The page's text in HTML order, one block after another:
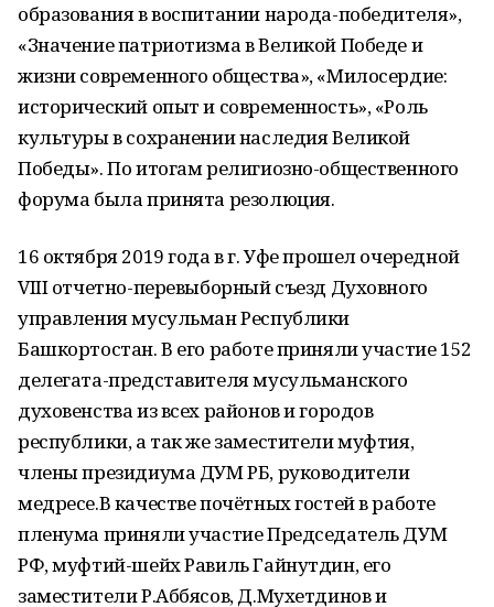
образования в воспитании народа-победителя»,
«Значение патриотизма в Великой Победе и
жизни современного общества», «Милосердие:
исторический опыт и современность», «Роль
культуры в сохранении наследия Великой
Победы». По итогам религиозно-общественного
форума была принята резолюция.
16 октября 2019 года в г. Уфе прошел очередной
VIII отчетно-перевыборный съезд Духовного
управления мусульман Республики
Башкортостан. В его работе приняли участие 152
делегата-представителя мусульманского
духовенства из всех районов и городов
республики, а так же заместители муфтия,
члены президиума ДУМ РБ, руководители
медресе.В качестве почётных гостей в работе
пленума приняли участие Председатель ДУМ
РФ, муфтий-шейх Равиль Гайнутдин, его
заместители Р.Аббясов, Д.Мухетдинов и